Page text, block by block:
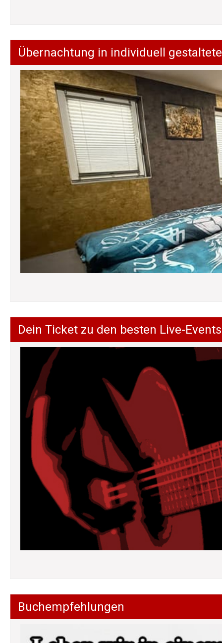
Übernachtung in individuell
Dein Ticket zu den besten Live-Events
Buchempfehlungen